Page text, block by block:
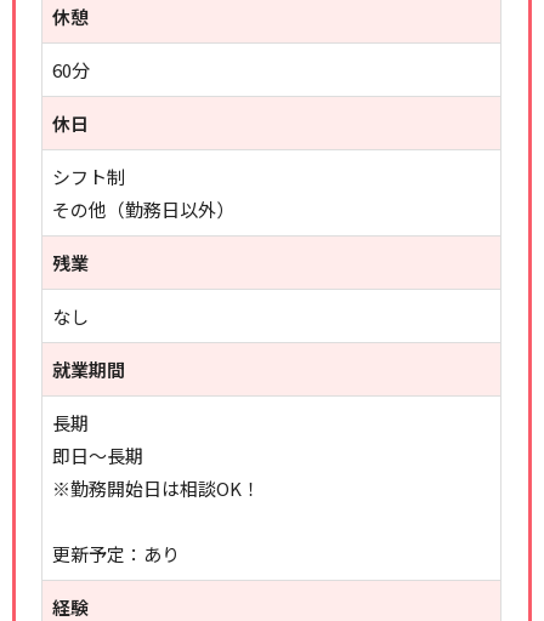
休憩
60分
休日
シフト制
その他（勤務日以外）
残業
なし
就業期間
長期
即日～長期
※勤務開始日は相談OK！
更新予定：あり
経験